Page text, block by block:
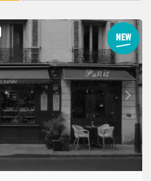
Suivant